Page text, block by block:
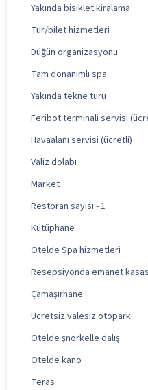
Yakında bisiklet kiralama
Tur/bilet hizmetleri
Düğün organizasyonu
Tam donanımlı spa
Yakında tekne turu
Feribot terminali servisi
Havaalanı servisi (ücretli)
Valiz dolabı
Market
Restoran sayısı - 1
Kütüphane
Otelde Spa hizmetleri
Resepsiyonda emanet
Çamaşırhane
Ücretsiz valesiz otopark
Otelde şnorkelle dalış
Otelde kano
Teras